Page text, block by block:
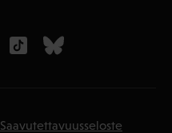
Saavutettavuusseloste